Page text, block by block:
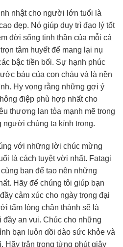
nhật cho người lớn tuổi là
đẹp. Nó giúp duy trì đạo lý tốt
đời sống tinh thần của mỗi cá
tâm huyết để mang lại nụ
bậc tiền bối. Sự hạnh phúc
báu của con cháu và là nền
Hy vọng rằng những gợi ý
điệp phù hợp nhất cho
thương lan tỏa mạnh mẽ trong
người chúng ta kính trọng.
với những lời chúc mừng
là cách tuyệt vời nhất. Fatagi
bạn để tạo nên những
Hãy để chúng tôi giúp bạn
cảm xúc cho ngày trọng đại
tấm lòng chân thành sẽ là
đầy an vui. Chúc cho những
bạn luôn dồi dào sức khỏe và
Hãy trân trọng từng phút giây